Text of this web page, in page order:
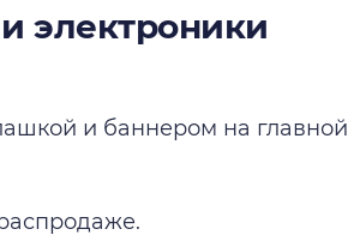
электроники
и баннером на главной